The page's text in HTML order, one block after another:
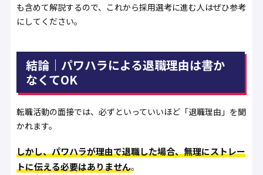
も含めて解説するので、これから採用選考に進む人はぜひ参考
にしてください。
結論｜パワハラによる退職理由は書か
なくてOK
転職活動の面接では、必ずといっていいほど「退職理由」を聞
かれます。
しかし、パワハラが理由で退職した場合、無理にストレー
トに伝える必要はありません。